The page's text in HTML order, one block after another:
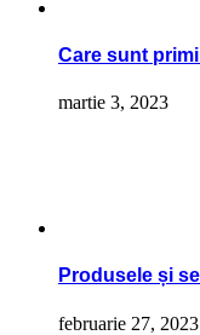
Care sunt
martie 3, 2023
Produsele și
februarie 27, 2023